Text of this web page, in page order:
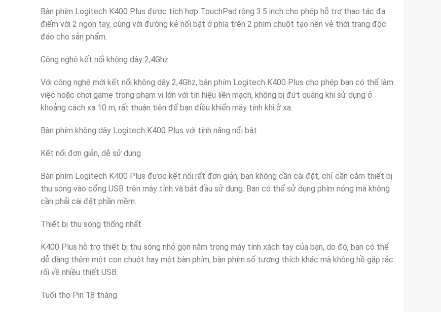
Bàn phím Logitech K400 Plus được tích hợp TouchPad rộng 3.5 inch cho phép hỗ trợ thao tác đa
điểm với 2 ngón tay, cùng với đường kẻ nổi bật ở phía trên 2 phím chuột tạo nên vẻ thời trang độc
đáo cho sản phẩm.
Công nghệ kết nối không dây 2,4Ghz
Với công nghệ mới kết nối không dây 2,4Ghz, bàn phím Logitech K400 Plus cho phép bạn có thể làm
việc hoặc chơi game trong phạm vi lớn với tín hiệu liền mạch, không bị đứt quãng khi sử dụng ở
khoảng cách xa 10 m, rất thuận tiện để bạn điều khiển máy tính khi ở xa.
Bàn phím không dây Logitech K400 Plus với tính năng nổi bật
Kết nối đơn giản, dễ sử dụng
Bàn phím Logitech K400 Plus được kết nối rất đơn giản, bạn không cần cài đặt, chỉ cần cắm thiết bị
thu sóng vào cổng USB trên máy tính và bắt đầu sử dụng. Bạn có thể sử dụng phím nóng mà không
cần phải cài đặt phần mềm.
Thiết bị thu sóng thống nhất
K400 Plus hỗ trợ thiết bị thu sóng nhỏ gọn nằm trong máy tính xách tay của bạn, do đó, bạn có thể
dễ dàng thêm một con chuột hay một bàn phím, bàn phím số tương thích khác mà không hề gặp rắc
rối về nhiều thiết USB.
Tuổi thọ Pin 18 tháng